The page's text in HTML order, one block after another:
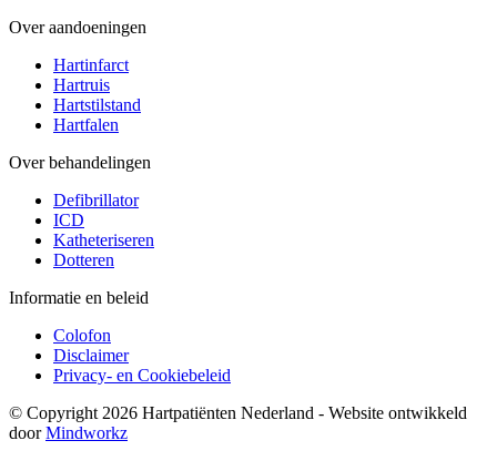
Over aandoeningen
Hartinfarct
Hartruis
Hartstilstand
Hartfalen
Over behandelingen
Defibrillator
ICD
Katheteriseren
Dotteren
Informatie en beleid
Colofon
Disclaimer
Privacy- en Cookiebeleid
© Copyright 2026 Hartpatiënten Nederland - Website ontwikkeld
doorMindworkz